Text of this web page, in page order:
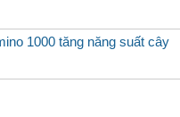
1000 tăng năng suất cây